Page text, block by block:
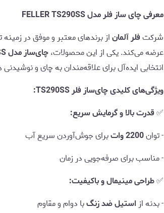
معرفی چای‌ ساز فلر مدل FELLER TS290SS
شرکتفلر آلماناز برندهای معتبر و موفق در
عرضه می‌کند. یکی از این محصولات،چای‌ساز مدل TS290SS
انتخابی ایده‌آل برای علاقه‌مندان به چای و
ویژگی‌های کلیدی چای‌ساز فلر TS290SS:
✅قدرت بالا و گرمایش سریع:
- توان2200 وات
برای جوش‌آوردن سریع آب
- مناسب برای صرفه‌جویی در زمان
✅طراحی مینیمال و باکیفیت:
- بدنه از استیل ضد زنگبا دوام و مقاوم